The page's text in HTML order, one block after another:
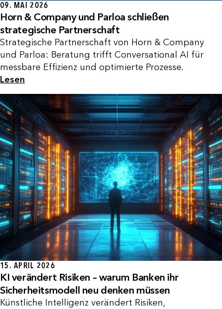
09. MAI 2026
Horn & Company und Parloa schließen
strategische Partnerschaft
Strategische Partnerschaft von Horn & Company
und Parloa: Beratung trifft Conversational AI für
messbare Effizienz und optimierte Prozesse.
Lesen
15. APRIL 2026
KI verändert Risiken – warum Banken ihr
Sicherheitsmodell neu denken müssen
Künstliche Intelligenz verändert Risiken,